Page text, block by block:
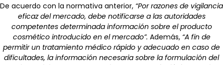
De acuerdo con la normativa anterior, “Por razones de vigilancia
eficaz del mercado, debe notificarse a las autoridades
competentes determinada información sobre el producto
cosmético introducido en el mercado”. Además, “A fin de
permitir un tratamiento médico rápido y adecuado en caso de
dificultades, la información necesaria sobre la formulación del